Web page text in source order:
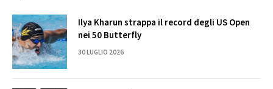
Ilya Kharun strappa il record degli US Open
nei 50 Butterfly
30 LUGLIO 2026